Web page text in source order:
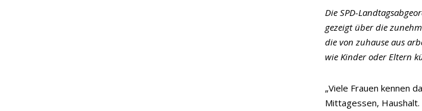
Die SPD-
gezeigt über die
die von zuhause aus
wie Kinder oder Eltern
„Viele Frauen kennen
Mittagessen, Haushalt.